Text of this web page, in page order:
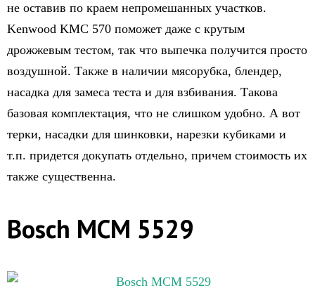
не оставив по краем непромешанных участков.
Kenwood KMC 570 поможет даже с крутым
дрожжевым тестом, так что выпечка получится просто
воздушной. Также в наличии мясорубка, блендер,
насадка для замеса теста и для взбивания. Такова
базовая комплектация, что не слишком удобно. А вот
терки, насадки для шинковки, нарезки кубиками и
т.п. придется докупать отдельно, причем стоимость их
также существенна.
Bosch MCM 5529